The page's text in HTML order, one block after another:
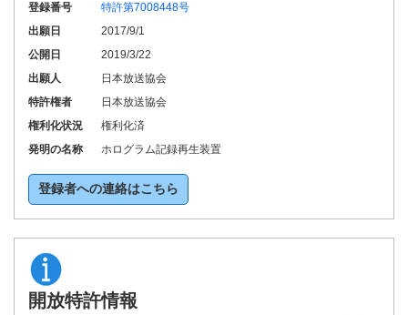
登録番号
特許第7008448号
出願日
2017/9/1
公開日
2019/3/22
出願人
日本放送協会
特許権者
日本放送協会
権利化状況
権利化済
発明の名称
ホログラム記録再生装置
登録者への連絡はこちら
開放特許情報